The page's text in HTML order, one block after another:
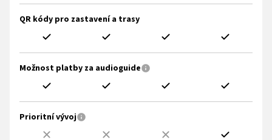
QR kódy pro zastavení a trasy
Možnost platby za audioguide
Prioritní vývoj